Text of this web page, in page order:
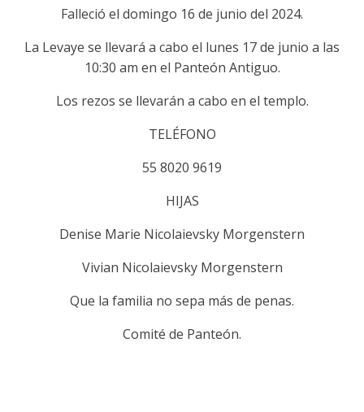
Falleció el domingo 16 de junio del 2024.
La Levaye se llevará a cabo el lunes 17 de junio a las
10:30 am en el Panteón Antiguo.
Los rezos se llevarán a cabo en el templo.
TELÉFONO
55 8020 9619
HIJAS
Denise Marie Nicolaievsky Morgenstern
Vivian Nicolaievsky Morgenstern
Que la familia no sepa más de penas.
Comité de Panteón.